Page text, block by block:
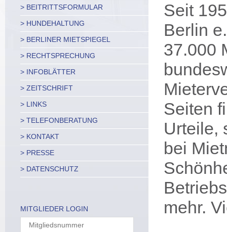
> BEITRITTSFORMULAR
> HUNDEHALTUNG
> BERLINER MIETSPIEGEL
> RECHTSPRECHUNG
> INFOBLÄTTER
> ZEITSCHRIFT
> LINKS
> TELEFONBERATUNG
> KONTAKT
> PRESSE
> DATENSCHUTZ
MITGLIEDER LOGIN
Seit
Berlin
37.000
Seiten
Urteile,
bei
mehr.